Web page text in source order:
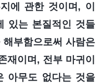
에 관한 것이며, 이
있는 본질적인 것들
부함으로써 사람은
재이며, 전부 마귀이
아무도 없다는 것을